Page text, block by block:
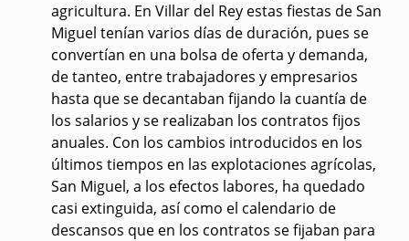
agricultura. En Villar del Rey estas fiestas de San
Miguel tenían varios días de duración, pues se
convertían en una bolsa de oferta y demanda,
de tanteo, entre trabajadores y empresarios
hasta que se decantaban fijando la cuantía de
los salarios y se realizaban los contratos fijos
anuales. Con los cambios introducidos en los
últimos tiempos en las explotaciones agrícolas,
San Miguel, a los efectos labores, ha quedado
casi extinguida, así como el calendario de
descansos que en los contratos se fijaban para